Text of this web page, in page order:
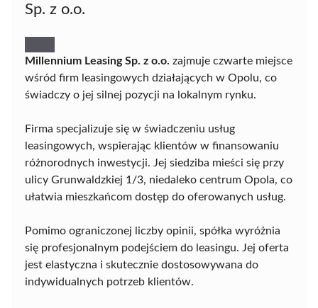
Sp. z o.o.
Millennium Leasing Sp. z o.o. zajmuje czwarte miejsce
wśród firm leasingowych działających w Opolu, co
świadczy o jej silnej pozycji na lokalnym rynku.
Firma specjalizuje się w świadczeniu usług
leasingowych, wspierając klientów w finansowaniu
różnorodnych inwestycji. Jej siedziba mieści się przy
ulicy Grunwaldzkiej 1/3, niedaleko centrum Opola, co
ułatwia mieszkańcom dostęp do oferowanych usług.
Pomimo ograniczonej liczby opinii, spółka wyróżnia
się profesjonalnym podejściem do leasingu. Jej oferta
jest elastyczna i skutecznie dostosowywana do
indywidualnych potrzeb klientów.